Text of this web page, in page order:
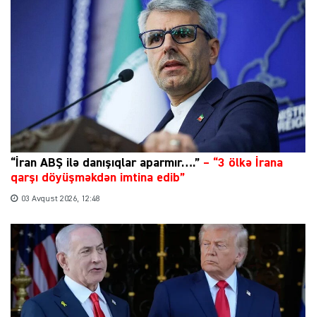
“İran ABŞ ilə danışıqlar aparmır….” – “3 ölkə İrana
qarşı döyüşməkdən imtina edib”
03 Avqust 2026, 12:48